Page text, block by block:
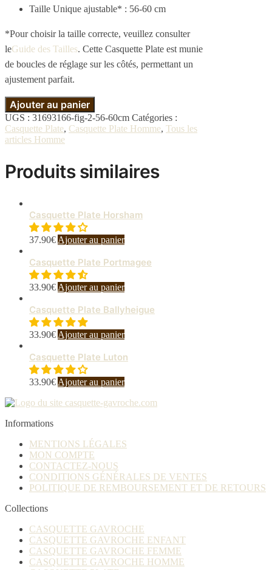
Taille Unique ajustable* : 56-60 cm
*Pour choisir la taille correcte, veuillez consulter
leGuide des Tailles. Cette Casquette Plate est munie
de boucles de réglage sur les côtés, permettant un
ajustement parfait.
Ajouter au panier
UGS : 31693166-fig-2-56-60cm Catégories :
Casquette Plate, Casquette Plate Homme, Tous les
articles Homme
Produits similaires
Casquette Plate Horsham
37.90€ Ajouter au panier
Casquette Plate Portmagee
33.90€ Ajouter au panier
Casquette Plate Ballyheigue
33.90€ Ajouter au panier
Casquette Plate Luton
33.90€ Ajouter au panier
Informations
MENTIONS LÉGALES
MON COMPTE
CONTACTEZ-NOUS
CONDITIONS GÉNÉRALES DE VENTES
POLITIQUE DE REMBOURSEMENT ET DE RETOURS
Collections
CASQUETTE GAVROCHE
CASQUETTE GAVROCHE ENFANT
CASQUETTE GAVROCHE FEMME
CASQUETTE GAVROCHE HOMME